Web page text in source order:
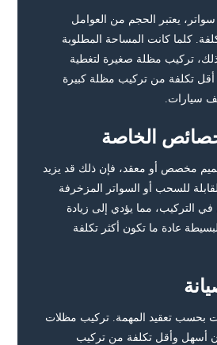
يعتبر الحجم من العوامل
كلما كانت المساحة المطلوبة
تركيب مظلة صغيرة لتغطية
تكلفة من تركيب مظلة كبيرة
سيارات.
الخاصة
مخصص أو معقد، فإن ذلك قد يزيد
للسحب أو السواتر المزخرفة
التركيب، مما يؤدي إلى زيادة
عادة ما تكون أكثر تكلفة
بحسب تعقيد المهمة. تركيب مظلات
أسهل وأقل تكلفة من تركيب